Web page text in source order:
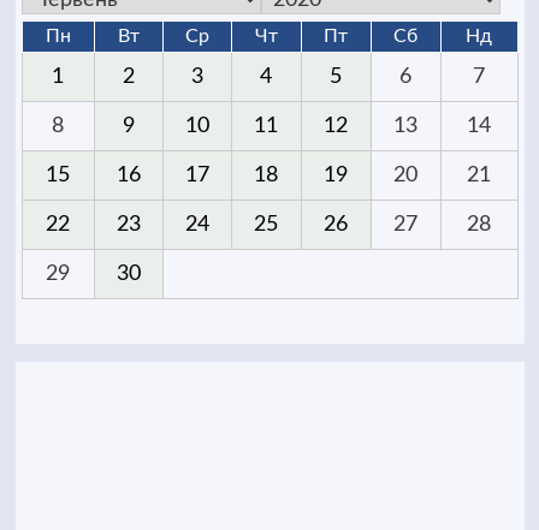
Пн Вт Ср Чт Пт Сб Нд
1 2 3 4 5 6 7
8 9 10 11 12 13 14
15 16 17 18 19 20 21
22 23 24 25 26 27 28
29 30